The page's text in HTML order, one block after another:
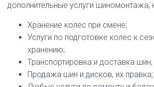
дополнительные услуги шиномонтажа,
Хранение колес при смене;
Услуги по подготовке колес к
хранению;
Транспортировка и доставка шин;
Продажа шин и дисков, их правка;